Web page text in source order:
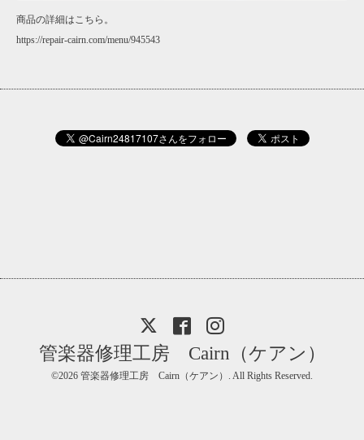
商品の詳細はこちら。
https://repair-cairn.com/menu/945543
管楽器修理工房 Cairn（ケアン）
©2026 管楽器修理工房 Cairn（ケアン） . All Rights Reserved.